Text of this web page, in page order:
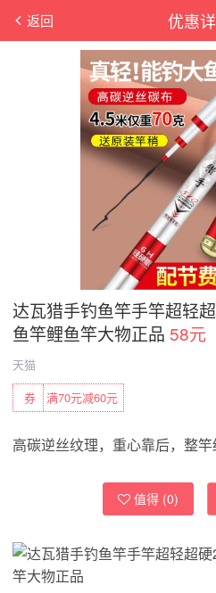
优惠
返回
达瓦猎手钓鱼竿手竿超轻
鱼竿鲤鱼竿大物正品 58元
天猫
满70元减60元
券
高碳逆丝纹理，重心靠后，整
值得 (0)